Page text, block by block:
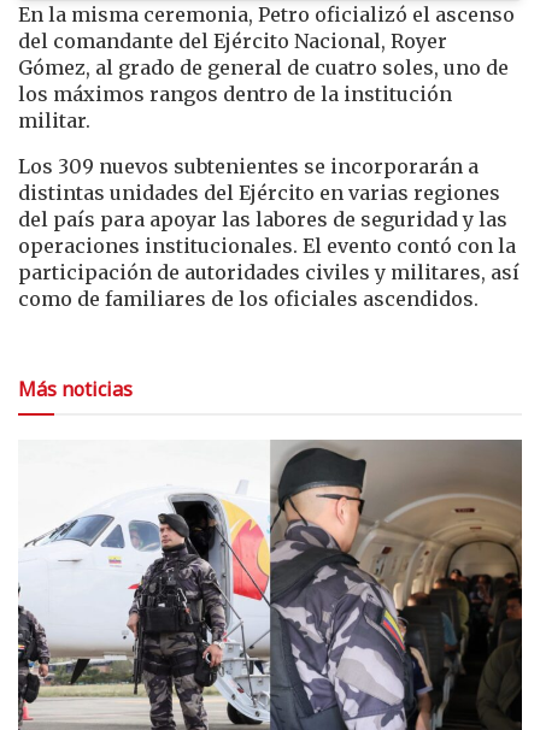
En la misma ceremonia, Petro oficializó el ascenso
del comandante del Ejército Nacional, Royer
Gómez, al grado de general de cuatro soles, uno de
los máximos rangos dentro de la institución
militar.
Los 309 nuevos subtenientes se incorporarán a
distintas unidades del Ejército en varias regiones
del país para apoyar las labores de seguridad y las
operaciones institucionales. El evento contó con la
participación de autoridades civiles y militares, así
como de familiares de los oficiales ascendidos.
Más noticias